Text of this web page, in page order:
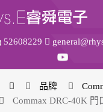
52608229
品牌
Commax DRC-40K 門